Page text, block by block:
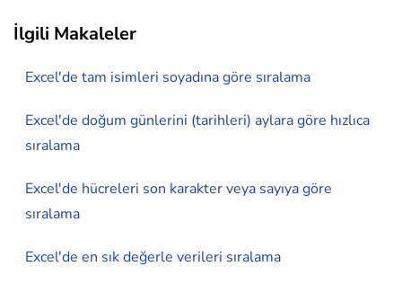
İlgili Makaleler
Excel'de tam isimleri soyadına göre sıralama
Excel'de doğum günlerini (tarihleri) aylara göre hızlıca
sıralama
Excel'de hücreleri son karakter veya sayıya göre
sıralama
Excel'de en sık değerle verileri sıralama